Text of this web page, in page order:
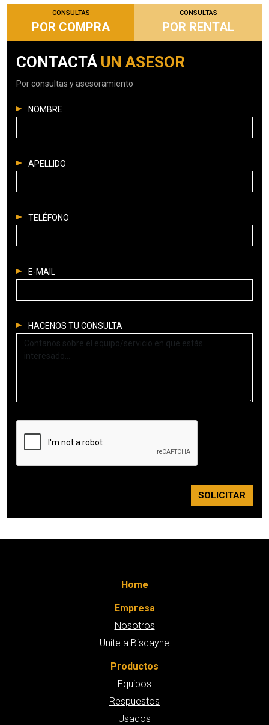
CONSULTAS
POR COMPRA
CONSULTAS
POR RENTAL
CONTACTÁ UN ASESOR
Por consultas y asesoramiento
NOMBRE
APELLIDO
TELÉFONO
E-MAIL
HACENOS TU CONSULTA
SOLICITAR
Home
Empresa
Nosotros
Unite a Biscayne
Productos
Equipos
Respuestos
Usados